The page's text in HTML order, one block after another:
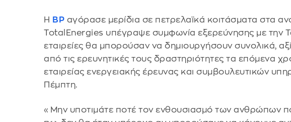
Η BP αγόρασε μερίδια σε πετρελαϊκά κοιτάσματα στα
TotalEnergies υπέγραψε συμφωνία εξερεύνησης με την
εταιρείες θα μπορούσαν να δημιουργήσουν συνολικά,
από τις ερευνητικές τους δραστηριότητες τα επόμενα
εταιρείας ενεργειακής έρευνας και συμβουλευτικών
Πέμπτη.
«Μην υποτιμάτε ποτέ τον ενθουσιασμό των ανθρώπων